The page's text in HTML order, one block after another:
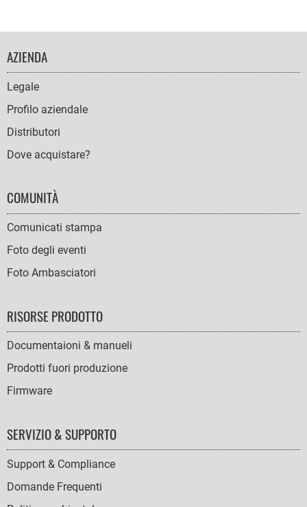
FOOTER
NAVIGATION
AZIENDA
Legale
Profilo aziendale
Distributori
Dove acquistare?
COMUNITÀ
Comunicati stampa
Foto degli eventi
Foto Ambasciatori
RISORSE PRODOTTO
Documentaioni & manueli
Prodotti fuori produzione
Firmware
SERVIZIO & SUPPORTO
Support & Compliance
Domande Frequenti